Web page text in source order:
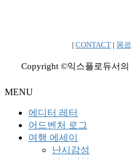
| CONTACT | 몽
Copyright ©익스플로듀서의
MENU
에디터 레터
어드벤처 로그
여행 에세이
난시감성